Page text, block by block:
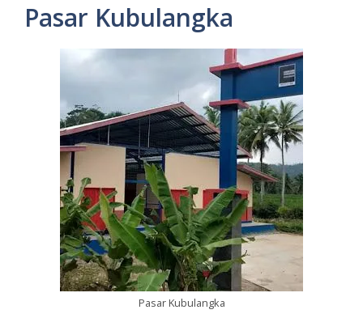
Pasar Kubulangka
Pasar Kubulangka